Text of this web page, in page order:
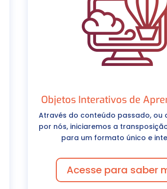
Objetos Interativos de
Através do conteúdo passado, ou
por nós, iniciaremos a
para um formato único e
Acesse para saber